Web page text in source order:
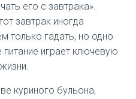
его с завтрака».
завтрак иногда
только гадать, но одно
питание играет ключевую
куриного бульона,